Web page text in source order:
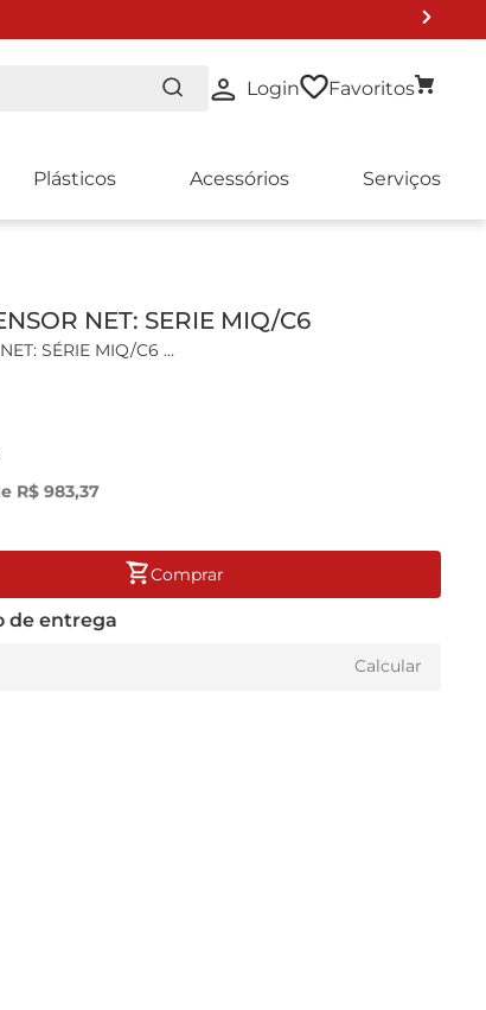
Login Favoritos
Plásticos Acessórios Serviços
2024
NET: SERIE MIQ/C6
SÉRIE MIQ/C6
saídas analógicas 4 - 20mA;
sistemas 2020;
sobreposição ou cabo;
R$ 983,37
Comprar
de entrega
Calcular